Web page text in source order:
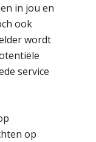
in jou en
ook
wordt
service
op